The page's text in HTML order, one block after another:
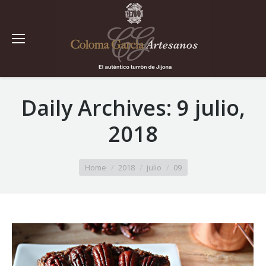
Daily Archives: 9 julio,
2018
Home 2018 julio 09